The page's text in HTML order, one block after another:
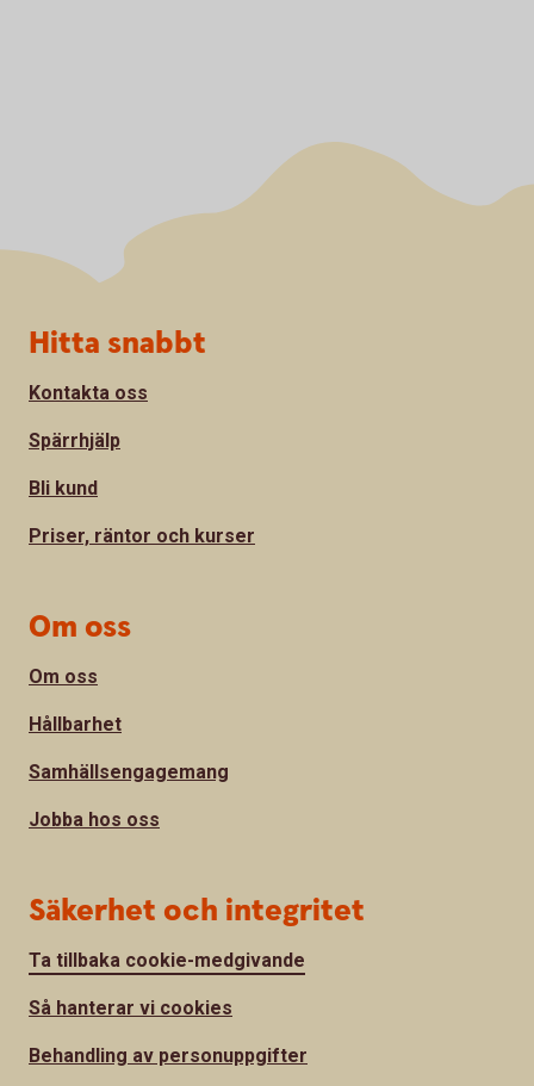
Sidfot
Hitta snabbt
Kontakta oss
Spärrhjälp
Bli kund
Priser, räntor och kurser
Om oss
Om oss
Hållbarhet
Samhällsengagemang
Jobba hos oss
Säkerhet och integritet
Ta tillbaka cookie-medgivande
Så hanterar vi cookies
Behandling av personuppgifter